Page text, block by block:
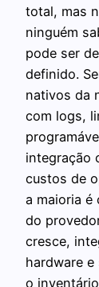
total, mas
ninguém
pode ser
definido.
nativos da
com logs,
integração
custos de
a maioria é
do
cresce,
hardware
o